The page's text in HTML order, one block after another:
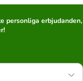
personliga erbjudanden,